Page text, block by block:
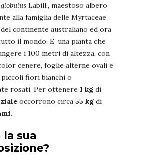
Labill., maestoso albero
alla famiglia delle Myrtaceae
continente australiano ed ora
il mondo. E’ una pianta che
i 100 metri di altezza, con
cenere, foglie alterne ovali e
fiori bianchi o
rosati. Per ottenere 1 kg di
occorrono circa 55 kg di
la sua